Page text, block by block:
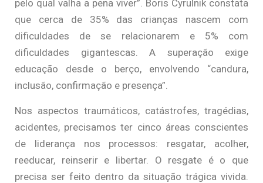
pelo qual valha a pena viver”. Boris Cyrulnik constata
que cerca de 35% das crianças nascem com
dificuldades de se relacionarem e 5% com
dificuldades gigantescas. A superação exige
educação desde o berço, envolvendo “candura,
inclusão, confirmação e presença”.
Nos aspectos traumáticos, catástrofes, tragédias,
acidentes, precisamos ter cinco áreas conscientes
de liderança nos processos: resgatar, acolher,
reeducar, reinserir e libertar. O resgate é o que
precisa ser feito dentro da situação trágica vivida.